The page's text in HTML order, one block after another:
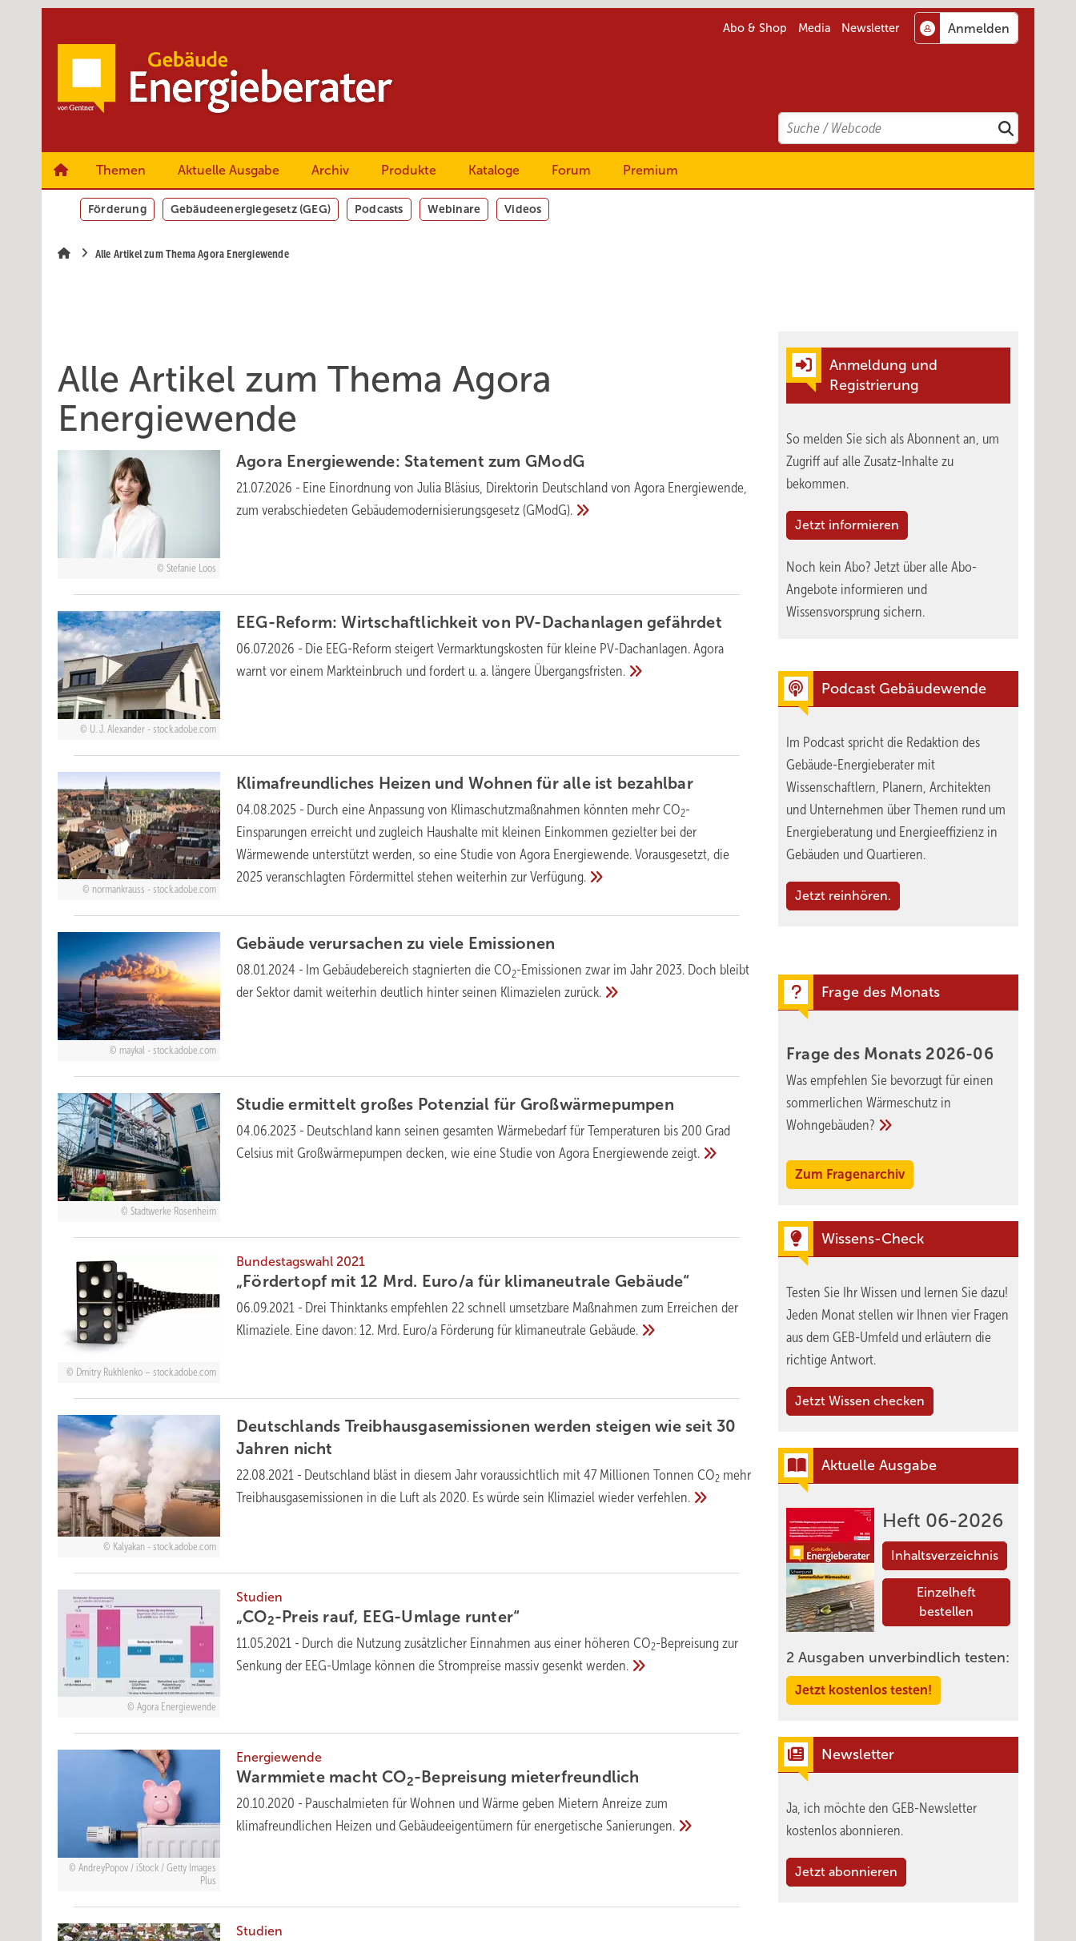
Abo & Shop Media Newsletter
Search
Suchen
Themen Aktuelle Ausgabe Archiv Produkte Kataloge Forum Premium
Förderung Gebäudeenergiegesetz (GEG) Podcasts Webinare Videos
Alle Artikel zum Thema Agora Energiewende
Alle Artikel zum Thema Agora
Energiewende
Stefanie Loos
Agora En­er­gie­wen­de: State­ment zum GModG
21.07.2026 - Eine Einordnung von Julia Bläsius, Direktorin Deutschland von Agora Energiewende,
zum verabschiedetenGe­bäu­de­mo­der­ni­sie­rungs­ge­setz (GModG).
U. J. Alexander - stock.adobe.com
EEG-Reform: Wirt­schaft­lich­keit von PV-Dach­an­lagengefährdet
06.07.2026 - Die EEG-Reform steigert Vermark­tungs­kos­ten für kleine PV-Dach­an­lagen. Agora
warnt vor einem Markteinbruch und fordert u. a. längere Übergangsfristen.
normankrauss - stock.adobe.com
Klimafreundliches Heizen und Wohnen für alle ist bezahlbar
04.08.2025 - Durch eine Anpassung von Klimaschutzmaßnahmen könnten mehr CO2-
Einsparungen erreicht und zugleich Haushalte mit kleinen Einkommen gezielter bei der
Wärmewende unterstützt werden, so eine Studie von Agora Energiewende. Vorausgesetzt, die
2025 veranschlagten Fördermittel stehen weiterhin zurVerfügung.
maykal - stock.adobe.com
Gebäude verursachen zu viele Emissionen
08.01.2024 - Im Gebäudebereich stagnierten die CO2-Emissionen zwar im Jahr 2023. Doch bleibt
der Sektor damit weiterhin deutlich hinter seinen Klimazielenzurück.
Stadtwerke Rosenheim
Studie ermittelt großes Potenzial für Großwärmepumpen
04.06.2023 - Deutschland kann seinen gesamten Wärmebedarf für Temperaturen bis 200 Grad
Celsius mit Großwärmepumpen decken, wie eine Studie von Agora Energiewendezeigt.
Dmitry Rukhlenko – stock.adobe.com
Bundestagswahl 2021
„Fördertopf mit 12 Mrd. Euro/a für klimaneutrale Gebäude“
06.09.2021 - Drei Thinktanks empfehlen 22 schnell umsetzbare Maßnahmen zum Erreichen der
Klimaziele. Eine davon: 12. Mrd. Euro/a Förderung für klimaneutraleGebäude.
Kalyakan - stock.adobe.com
Deutschlands Treibhausgasemissionen werden steigen wie seit 30
Jahren nicht
22.08.2021 - Deutschland bläst in diesem Jahr voraussichtlich mit 47 Millionen Tonnen CO2 mehr
Treibhausgasemissionen in die Luft als 2020. Es würde sein Klimaziel wiederverfehlen.
Agora Energiewende
Studien
„CO2-Preis rauf, EEG-Umlage runter“
11.05.2021 - Durch die Nutzung zusätzlicher Einnahmen aus einer höheren CO2-Bepreisung zur
Senkung der EEG-Umlage können die Strompreise massiv gesenktwerden.
AndreyPopov / iStock / Getty Images
Plus
Energiewende
Warmmiete macht CO2-Bepreisung mieterfreundlich
20.10.2020 - Pauschalmieten für Wohnen und Wärme geben Mietern Anreize zum
klimafreundlichen Heizen und Gebäudeeigentümern für energetischeSanierungen.
Studien
Anmeldung und
Registrierung
So melden Sie sich als Abonnent an, um
Zugriff auf alle Zusatz-Inhalte zu
bekommen.
Jetzt informieren
Noch kein Abo? Jetzt über alle Abo-
Angebote informieren und
Wissensvorsprung sichern.
Podcast Gebäudewende
Im Podcast spricht die Redaktion des
Gebäude-Energieberater mit
Wissenschaftlern, Planern, Architekten
und Unternehmen über Themen rund um
Energieberatung und Energieeffizienz in
Gebäuden und Quartieren.
Jetzt reinhören.
Frage des Monats
Frage des Monats 2026-06
Was empfehlen Sie bevorzugt für einen
sommerlichen Wärmeschutz in
Wohngebäuden?
Zum Fragenarchiv
Wissens-Check
Testen Sie Ihr Wissen und lernen Sie dazu!
Jeden Monat stellen wir Ihnen vier Fragen
aus dem GEB-Umfeld und erläutern die
richtige Antwort.
Jetzt Wissen checken
Aktuelle Ausgabe
Heft 06-2026
Inhaltsverzeichnis
Einzelheft
bestellen
2 Ausgaben unverbindlich testen:
Jetzt kostenlos testen!
Newsletter
Ja, ich möchte den GEB-Newsletter
kostenlos abonnieren.
Jetzt abonnieren